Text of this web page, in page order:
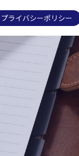
プライバシーポリシー